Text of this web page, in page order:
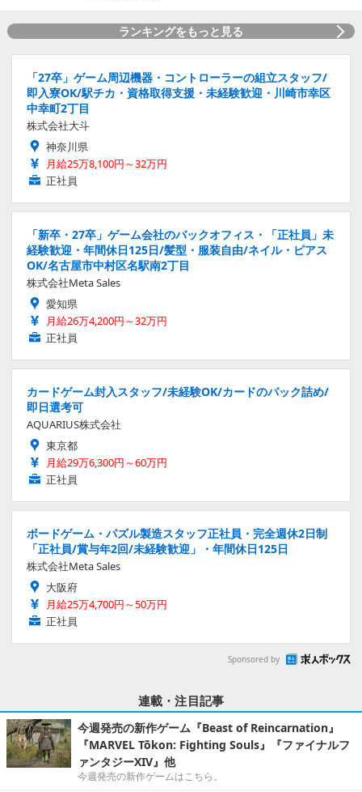
ランキングをもっと見る
「27卒」ゲーム周辺機器・コントローラーの組立スタッフ/
即入寮OK/駅チカ・資格取得支援・未経験歓迎・川崎市幸区
中幸町2丁目
株式会社大斗
神奈川県
月給25万8,100円～32万円
正社員
「新卒・27卒」ゲーム会社のバックオフィス・「正社員」未
経験歓迎・年間休日125日/髪型・服装自由/ネイル・ピアス
OK/名古屋市中村区名駅南2丁目
株式会社Meta Sales
愛知県
月給26万4,200円～32万円
正社員
カードゲーム封入スタッフ/未経験OK/カードのパック詰め/
即日選考可
AQUARIUS株式会社
東京都
月給29万6,300円～60万円
正社員
ボードゲーム・パズル製造スタッフ正社員・完全週休2日制
「正社員/賞与年2回/未経験歓迎」・年間休日125日
株式会社Meta Sales
大阪府
月給25万4,700円～50万円
正社員
Sponsored by
連載・注目記事
今週発売の新作ゲーム『Beast of Reincarnation』
『MARVEL Tōkon: Fighting Souls』『ファイナルフ
ァンタジーXIV』他
今週発売の新作ゲームはこちら。